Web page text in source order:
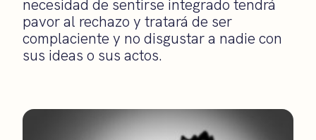
necesidad de sentirse integrado tendrá
pavor al rechazo y tratará de ser
complaciente y no disgustar a nadie con
sus ideas o sus actos.